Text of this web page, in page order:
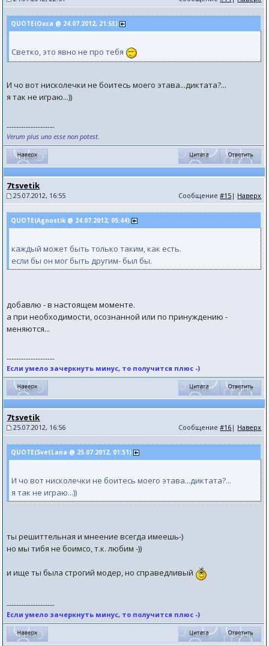
QUOTE(Окса @ 24.07.2012, 21:53)
Светко, это явно не про тебя
И чо вот нисколечки не боитесь моего этава...диктата?...
я так не играю...))
--------------------
Verum plus uno esse non potest.
7tsvetik
25.07.2012, 16:55 Сообщение#15 | Наверх
QUOTE(Agnostik @ 24.07.2012, 05:44)
каждый может быть только таким, как есть.
если бы он мог быть другим- был бы.
добавлю - в настоящем моменте.
а при необходимости, осознанной или по принуждению -
меняются...
--------------------
Если умело зачеркнуть минус, то получится плюс -)
7tsvetik
25.07.2012, 16:56 Сообщение#16 | Наверх
QUOTE(SvetLana @ 25.07.2012, 01:51)
И чо вот нисколечки не боитесь моего этава...диктата?...
я так не играю...))
ты решиттельная и мнеение всегда имеешь-)
но мы тибя не боимсо, т.к. любим -))
и ище ты была строгий модер, но справедливый
--------------------
Если умело зачеркнуть минус, то получится плюс -)